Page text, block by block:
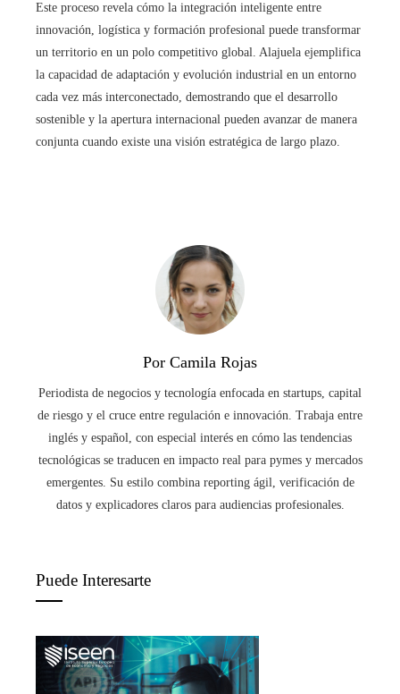
Este proceso revela cómo la integración inteligente entre
innovación, logística y formación profesional puede transformar
un territorio en un polo competitivo global. Alajuela ejemplifica
la capacidad de adaptación y evolución industrial en un entorno
cada vez más interconectado, demostrando que el desarrollo
sostenible y la apertura internacional pueden avanzar de manera
conjunta cuando existe una visión estratégica de largo plazo.
Por Camila Rojas
Periodista de negocios y tecnología enfocada en startups, capital
de riesgo y el cruce entre regulación e innovación. Trabaja entre
inglés y español, con especial interés en cómo las tendencias
tecnológicas se traducen en impacto real para pymes y mercados
emergentes. Su estilo combina reporting ágil, verificación de
datos y explicadores claros para audiencias profesionales.
Puede Interesarte